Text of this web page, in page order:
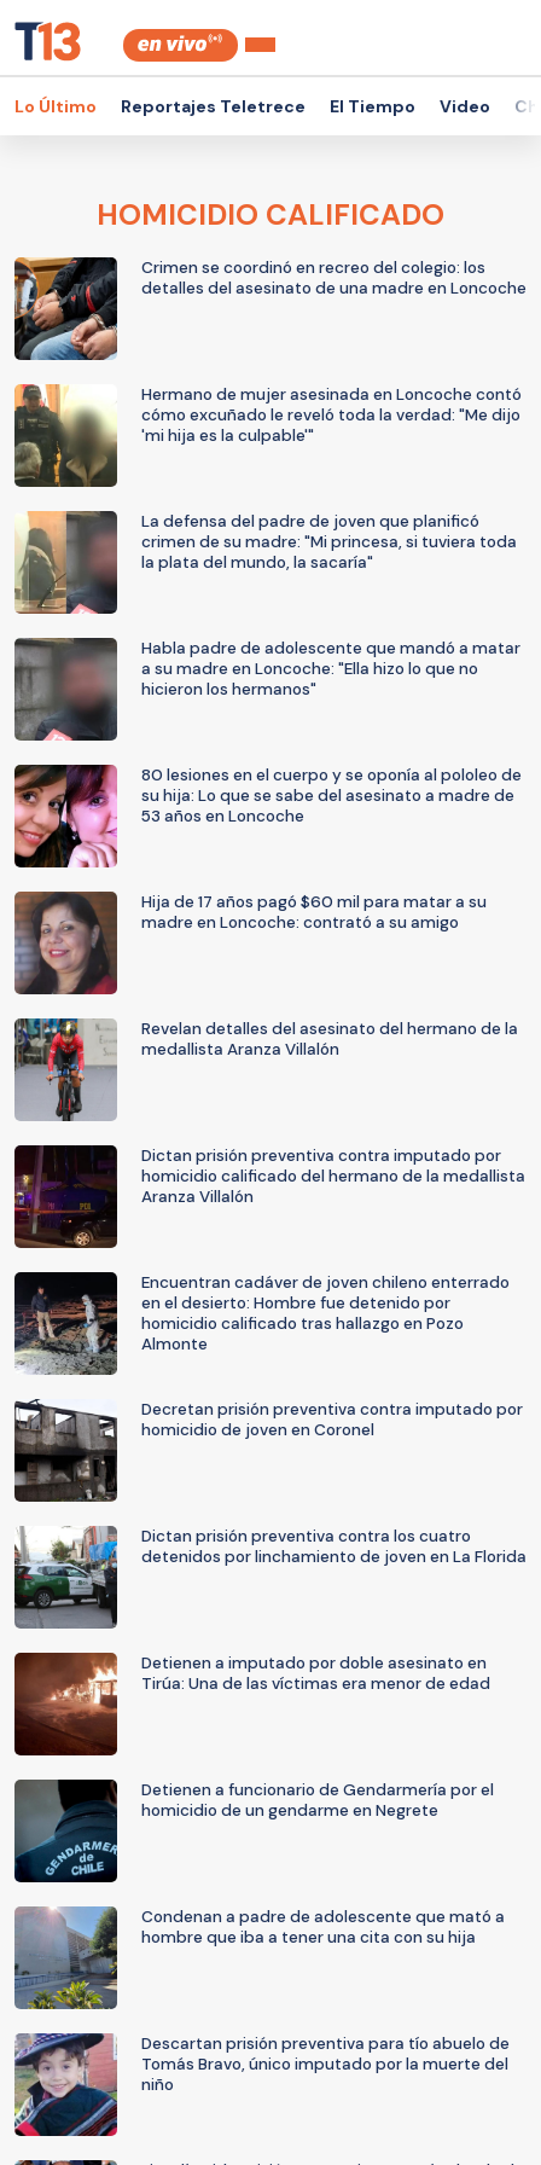
Lo Último Reportajes Teletrece El Tiempo Video
HOMICIDIO CALIFICADO
Crimen se coordinó en recreo del colegio: los
detalles del asesinato de una madre en Loncoche
Hermano de mujer asesinada en Loncoche contó
cómo excuñado le reveló toda la verdad: "Me dijo
'mi hija es la culpable'"
La defensa del padre de joven que planificó
crimen de su madre: "Mi princesa, si tuviera toda
la plata del mundo, la sacaría"
Habla padre de adolescente que mandó a matar
a su madre en Loncoche: "Ella hizo lo que no
hicieron los hermanos"
80 lesiones en el cuerpo y se oponía al pololeo de
su hija: Lo que se sabe del asesinato a madre de
53 años en Loncoche
Hija de 17 años pagó $60 mil para matar a su
madre en Loncoche: contrató a su amigo
Revelan detalles del asesinato del hermano de la
medallista Aranza Villalón
Dictan prisión preventiva contra imputado por
homicidio calificado del hermano de la medallista
Aranza Villalón
Encuentran cadáver de joven chileno enterrado
en el desierto: Hombre fue detenido por
homicidio calificado tras hallazgo en Pozo
Almonte
Decretan prisión preventiva contra imputado por
homicidio de joven en Coronel
Dictan prisión preventiva contra los cuatro
detenidos por linchamiento de joven en La Florida
Detienen a imputado por doble asesinato en
Tirúa: Una de las víctimas era menor de edad
Detienen a funcionario de Gendarmería por el
homicidio de un gendarme en Negrete
Condenan a padre de adolescente que mató a
hombre que iba a tener una cita con su hija
Descartan prisión preventiva para tío abuelo de
Tomás Bravo, único imputado por la muerte del
niño